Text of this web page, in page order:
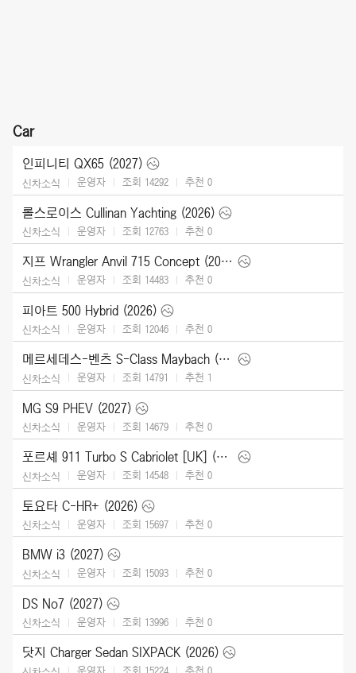
Car
인피니티 QX65 (2027)
신차소식 운영자 조회 14292 추천 0
롤스로이스 Cullinan Yachting (2026)
신차소식 운영자 조회 12763 추천 0
지프 Wrangler Anvil 715 Concept (2026)
신차소식 운영자 조회 14483 추천 0
피아트 500 Hybrid (2026)
신차소식 운영자 조회 12046 추천 0
메르세데스-벤츠 S-Class Maybach (2027)
신차소식 운영자 조회 14791 추천 1
MG S9 PHEV (2027)
신차소식 운영자 조회 14679 추천 0
포르셰 911 Turbo S Cabriolet [UK] (2026)
신차소식 운영자 조회 14548 추천 0
토요타 C-HR+ (2026)
신차소식 운영자 조회 15697 추천 0
BMW i3 (2027)
신차소식 운영자 조회 15093 추천 0
DS No7 (2027)
신차소식 운영자 조회 13996 추천 0
닷지 Charger Sedan SIXPACK (2026)